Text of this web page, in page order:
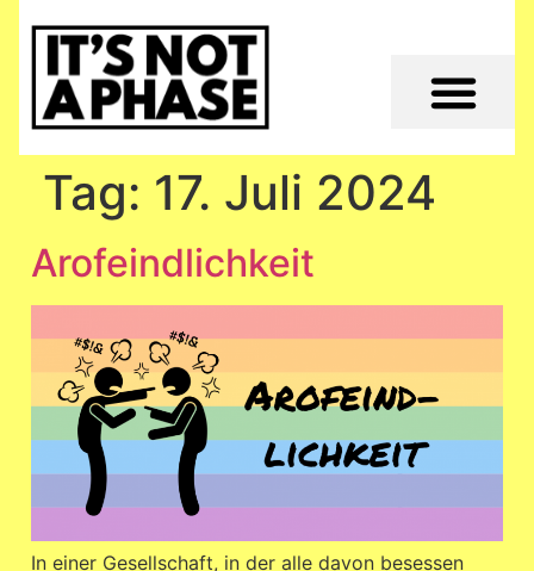
Tag: 17. Juli 2024
Arofeindlichkeit
In einer Gesellschaft, in der alle davon besessen